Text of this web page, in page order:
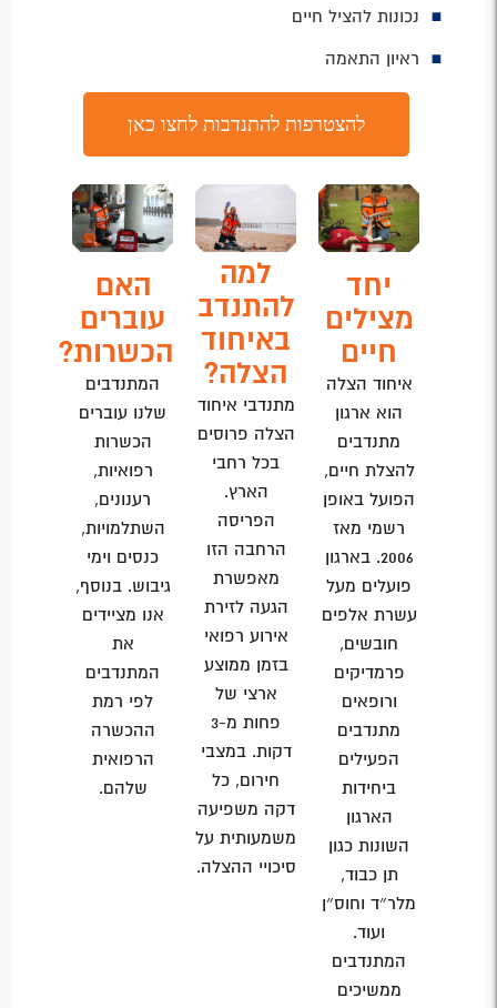
נכונות להציל חיים
ראיון התאמה
להצטרפות להתנדבות לחצו כאן
יחד
מצילים
חיים
איחוד הצלה
הוא ארגון
מתנדבים
להצלת חיים,
הפועל באופן
רשמי מאז
2006. בארגון
פועלים מעל
עשרת אלפים
חובשים,
פרמדיקים
ורופאים
מתנדבים
הפעילים
ביחידות
הארגון
השונות כגון
תן כבוד,
מלר״ד וחוס״ן
ועוד.
המתנדבים
ממשיכים
למה
להתנדב
באיחוד
הצלה?
מתנדבי איחוד
הצלה פרוסים
בכל רחבי
הארץ.
הפריסה
הרחבה הזו
מאפשרת
הגעה לזירת
אירוע רפואי
בזמן ממוצע
ארצי של
פחות מ-3
דקות. במצבי
חירום, כל
דקה משפיעה
משמעותית על
סיכויי ההצלה.
האם
עוברים
הכשרות?
המתנדבים
שלנו עוברים
הכשרות
רפואיות,
רענונים,
השתלמויות,
כנסים וימי
גיבוש. בנוסף,
אנו מציידים
את
המתנדבים
לפי רמת
ההכשרה
הרפואית
שלהם.